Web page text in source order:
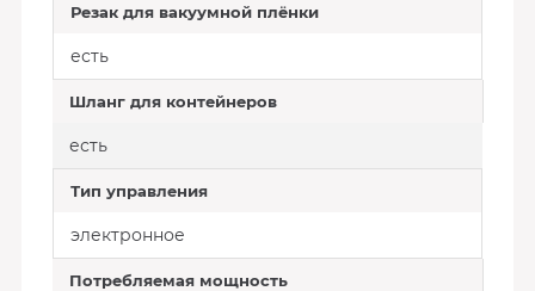
Резак для вакуумной плёнки
есть
Шланг для контейнеров
есть
Тип управления
электронное
Потребляемая мощность